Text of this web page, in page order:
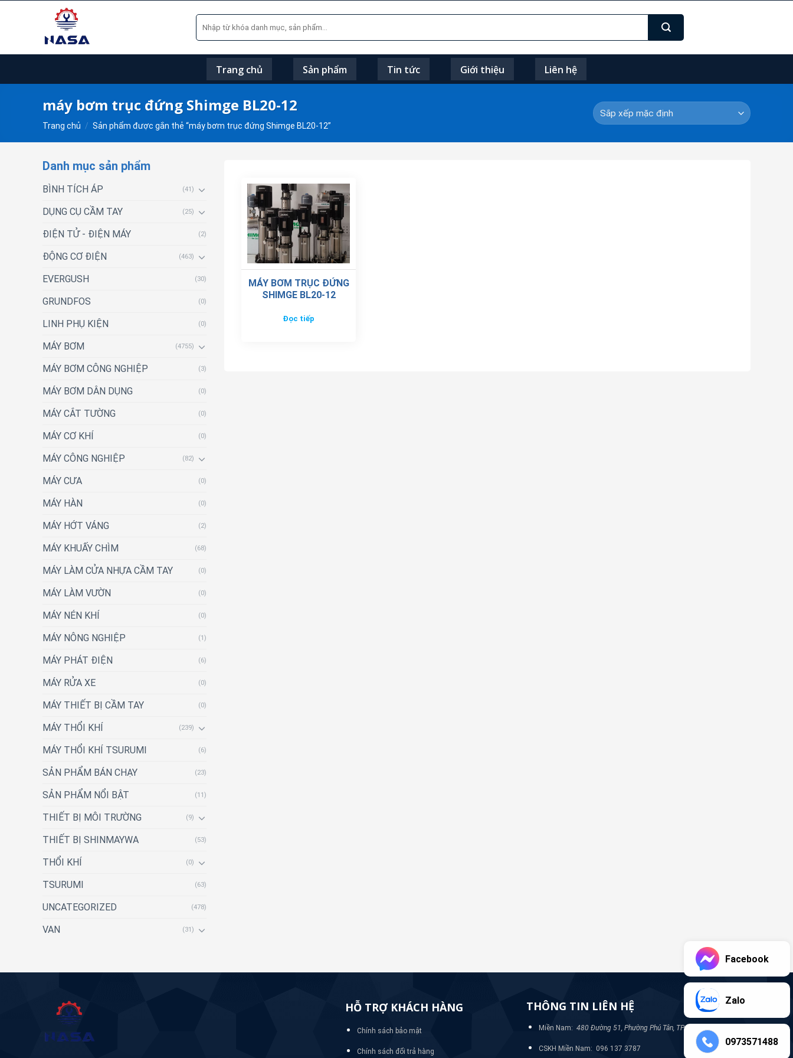
Tìm
kiếm:
Trang chủ Sản phẩm Tin tức Giới thiệu Liên hệ
máy bơm trục đứng Shimge BL20-12
Trang chủ / Sản phẩm được gắn thẻ “máy bơm trục đứng Shimge BL20-12”
Danh mục sản phẩm
BÌNH TÍCH ÁP (41)
DỤNG CỤ CẦM TAY (25)
ĐIỆN TỬ - ĐIỆN MÁY (2)
ĐỘNG CƠ ĐIỆN (463)
EVERGUSH (30)
GRUNDFOS (0)
LINH PHỤ KIỆN (0)
MÁY BƠM (4755)
MÁY BƠM CÔNG NGHIỆP (3)
MÁY BƠM DÂN DỤNG (0)
MÁY CẮT TƯỜNG (0)
MÁY CƠ KHÍ (0)
MÁY CÔNG NGHIỆP (82)
MÁY CƯA (0)
MÁY HÀN (0)
MÁY HỚT VÁNG (2)
MÁY KHUẤY CHÌM (68)
MÁY LÀM CỬA NHỰA CẦM TAY (0)
MÁY LÀM VƯỜN (0)
MÁY NÉN KHÍ (0)
MÁY NÔNG NGHIỆP (1)
MÁY PHÁT ĐIỆN (6)
MÁY RỬA XE (0)
MÁY THIẾT BỊ CẦM TAY (0)
MÁY THỔI KHÍ (239)
MÁY THỔI KHÍ TSURUMI (6)
SẢN PHẨM BÁN CHẠY (23)
SẢN PHẨM NỔI BẬT (11)
THIẾT BỊ MÔI TRƯỜNG (9)
THIẾT BỊ SHINMAYWA (53)
THỔI KHÍ (0)
TSURUMI (63)
UNCATEGORIZED (478)
VAN (31)
MÁY BƠM TRỤC ĐỨNG
SHIMGE BL20-12
Đọc tiếp
HỖ TRỢ KHÁCH HÀNG
Chính sách bảo mật
Chính sách đổi trả hàng
THÔNG TIN LIÊN HỆ
Miền Nam: 480 Đường 51, Phường Phú Tân, TP Bình Dương
CSKH Miền Nam: 096 137 3787
Facebook
Zalo
0973571488